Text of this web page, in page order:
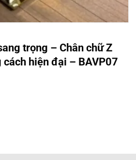
trọng – Chân chữ Z
cách hiện đại – BAVP07